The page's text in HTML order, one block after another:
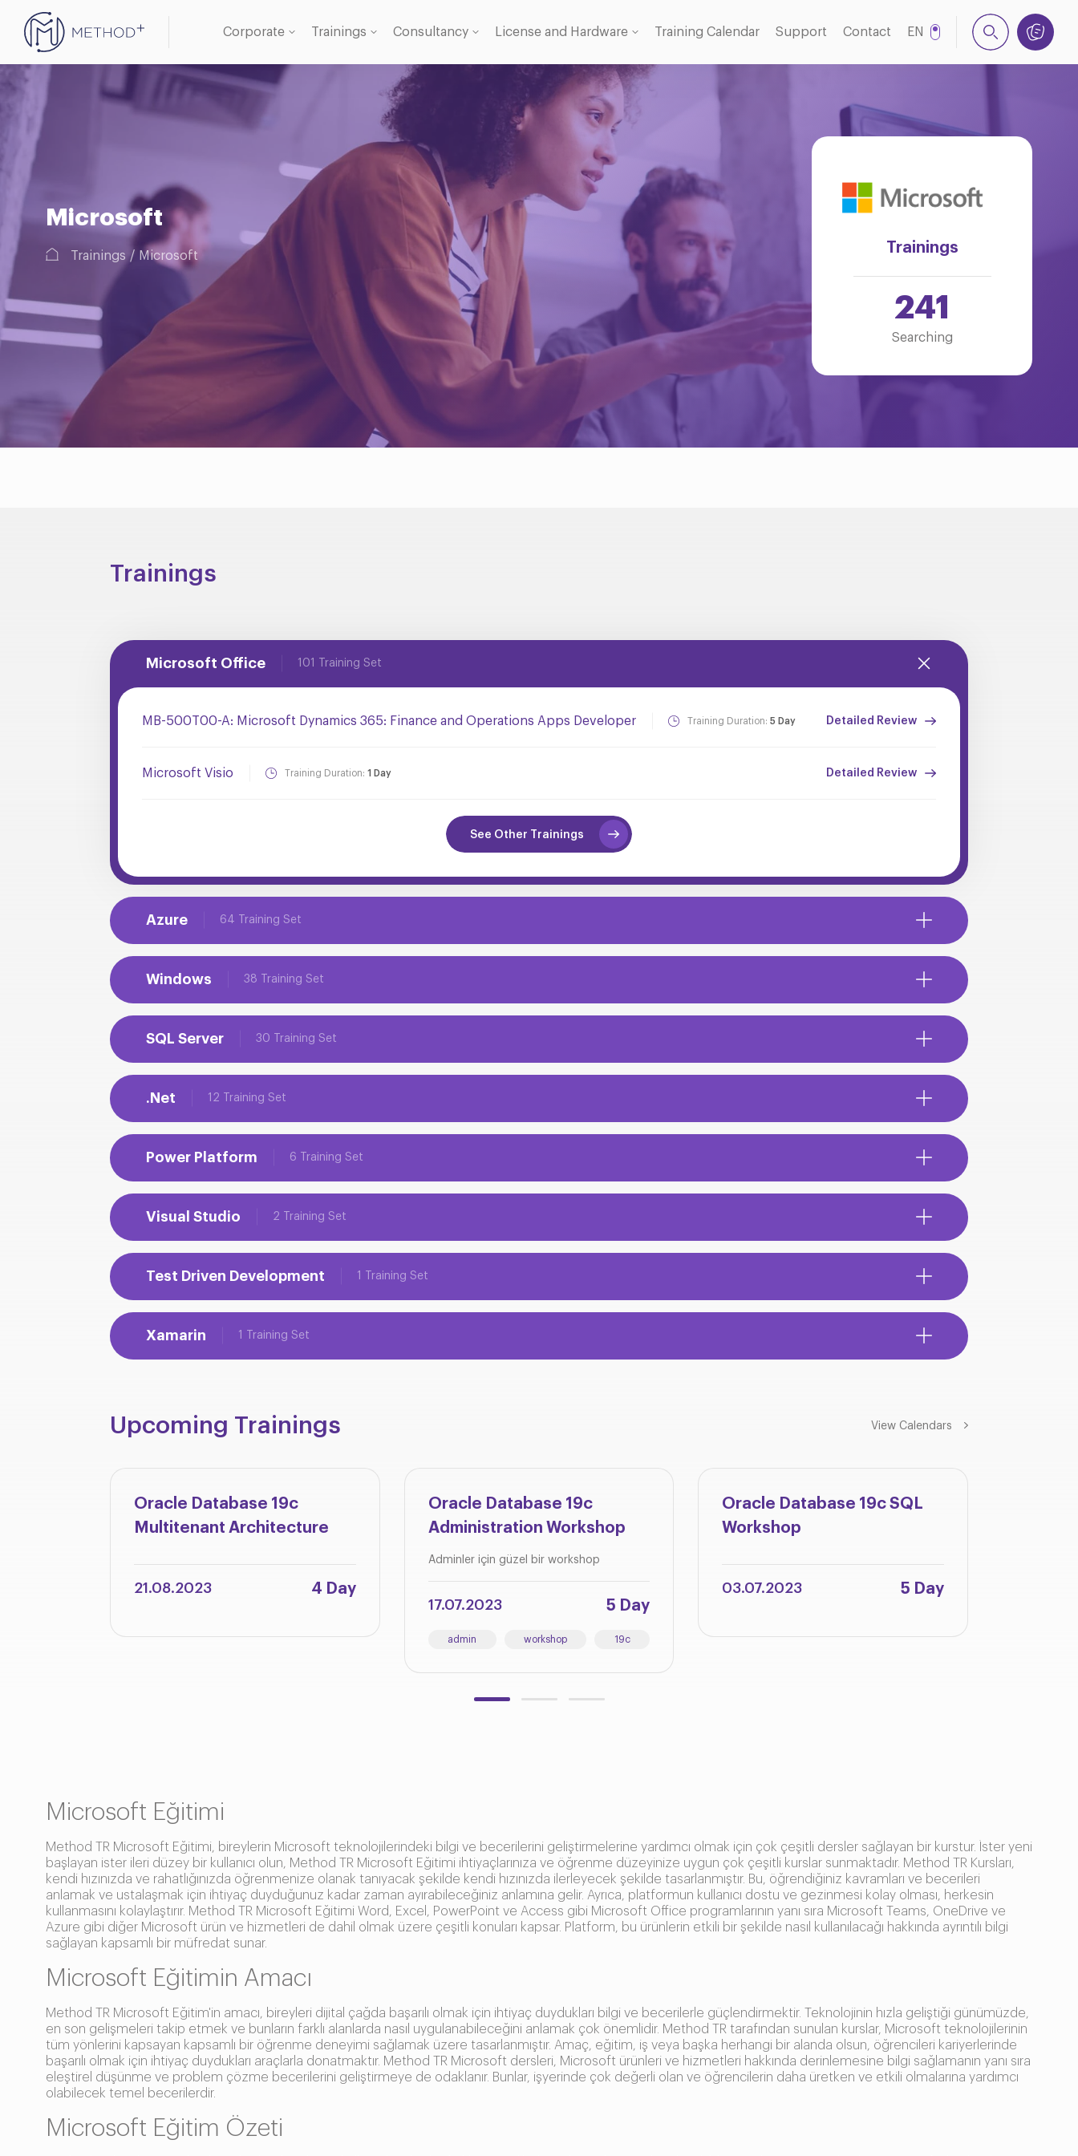
Corporate Trainings Consultancy
Database
License and Hardware
Oracle Licence
Training Calendar Support Contact
EN
Microsoft
Trainings Microsoft
Trainings
241
Searching
Trainings
Microsoft Office 101 Training Set
MB-500T00-A: Microsoft Dynamics 365: Finance and Operations Apps Developer Training Duration: 5 Day Detailed Review
Microsoft Visio Training Duration: 1 Day Detailed Review
See Other Trainings
Azure 64 Training Set
Windows 38 Training Set
SQL Server 30 Training Set
.Net 12 Training Set
Power Platform 6 Training Set
Visual Studio 2 Training Set
Test Driven Development 1 Training Set
Xamarin 1 Training Set
Upcoming Trainings View Calendars
Oracle Database 19c
Multitenant Architecture
21.08.2023 4 Day
Oracle Database 19c
Administration Workshop
Adminler için güzel bir workshop
17.07.2023 5 Day
admin workshop 19c
Oracle Database 19c SQL
Workshop
03.07.2023 5 Day
Microsoft Eğitimi
Method TR Microsoft Eğitimi, bireylerin Microsoft teknolojilerindeki bilgi ve becerilerini geliştirmelerine yardımcı olmak için çok çeşitli dersler sağlayan bir kurstur. İster yeni
başlayan ister ileri düzey bir kullanıcı olun, Method TR Microsoft Eğitimi ihtiyaçlarınıza ve öğrenme düzeyinize uygun çok çeşitli kurslar sunmaktadır. Method TR Kursları,
kendi hızınızda ve rahatlığınızda öğrenmenize olanak tanıyacak şekilde kendi hızınızda ilerleyecek şekilde tasarlanmıştır. Bu, öğrendiğiniz kavramları ve becerileri
anlamak ve ustalaşmak için ihtiyaç duyduğunuz kadar zaman ayırabileceğiniz anlamına gelir. Ayrıca, platformun kullanıcı dostu ve gezinmesi kolay olması, herkesin
kullanmasını kolaylaştırır. Method TR Microsoft Eğitimi Word, Excel, PowerPoint ve Access gibi Microsoft Office programlarının yanı sıra Microsoft Teams, OneDrive ve
Azure gibi diğer Microsoft ürün ve hizmetleri de dahil olmak üzere çeşitli konuları kapsar. Platform, bu ürünlerin etkili bir şekilde nasıl kullanılacağı hakkında ayrıntılı bilgi
sağlayan kapsamlı bir müfredat sunar.
Microsoft Eğitimin Amacı
Method TR Microsoft Eğitim'in amacı, bireyleri dijital çağda başarılı olmak için ihtiyaç duydukları bilgi ve becerilerle güçlendirmektir. Teknolojinin hızla geliştiği günümüzde,
en son gelişmeleri takip etmek ve bunların farklı alanlarda nasıl uygulanabileceğini anlamak çok önemlidir. Method TR tarafından sunulan kurslar, Microsoft teknolojilerinin
tüm yönlerini kapsayan kapsamlı bir öğrenme deneyimi sağlamak üzere tasarlanmıştır. Amaç, eğitim, iş veya başka herhangi bir alanda olsun, öğrencileri kariyerlerinde
başarılı olmak için ihtiyaç duydukları araçlarla donatmaktır. Method TR Microsoft dersleri, Microsoft ürünleri ve hizmetleri hakkında derinlemesine bilgi sağlamanın yanı sıra
eleştirel düşünme ve problem çözme becerilerini geliştirmeye de odaklanır. Bunlar, işyerinde çok değerli olan ve öğrencilerin daha üretken ve etkili olmalarına yardımcı
olabilecek temel becerilerdir.
Microsoft Eğitim Özeti